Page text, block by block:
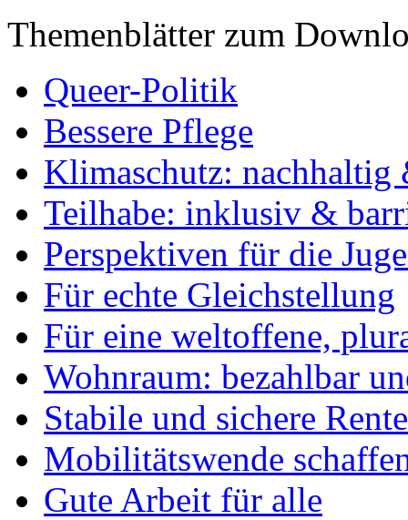
Themenblätter zum
Queer-Politik
Bessere Pflege
Klimaschutz: nachhaltig
Teilhabe: inklusiv &
Perspektiven für die
Für echte Gleichstellung
Für eine weltoffene,
Wohnraum: bezahlbar
Stabile und sichere
Mobilitätswende
Gute Arbeit für alle